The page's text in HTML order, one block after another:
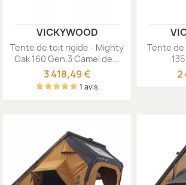
VICKYWOOD
Tente de toit rigide - Mighty
Oak 160 Gen.3 Camel de...
3 418,49 €
1 avis
Tente
2